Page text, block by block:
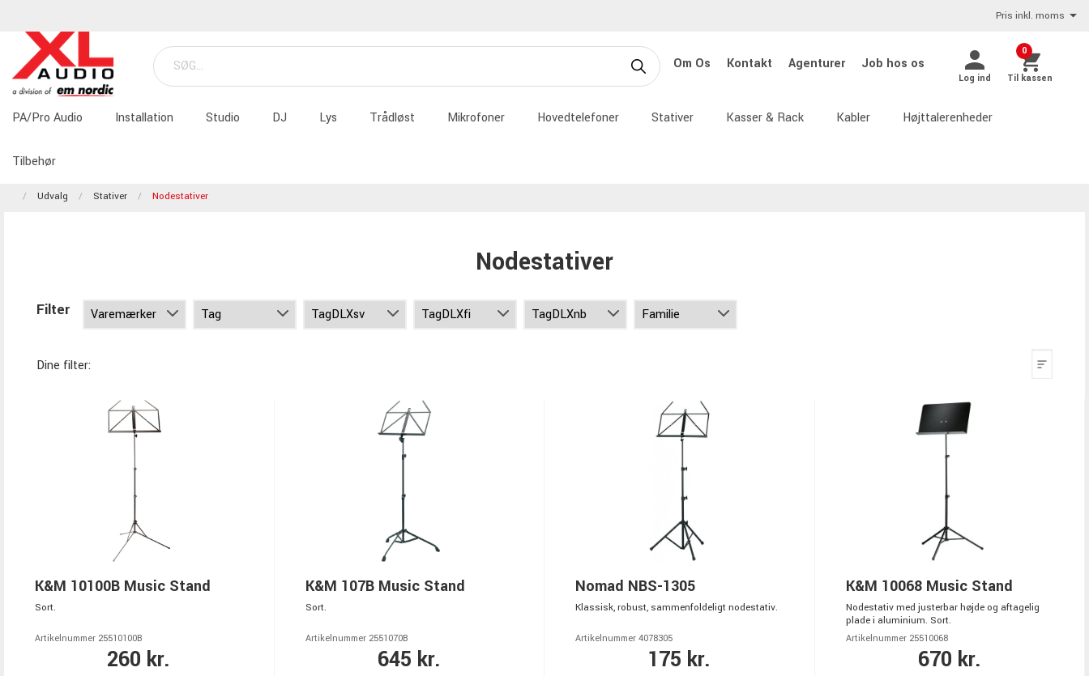
Pris inkl. moms
Om Os Kontakt Agenturer Job hos os
Log ind
0
Til kassen
PA/Pro Audio Installation Studio DJ Lys Trådløst Mikrofoner Hovedtelefoner Stativer Kasser & Rack Kabler Højttalerenheder
Tilbehør
Udvalg Stativer Nodestativer
Nodestativer
Filter
Dine filter:
K&M 10100B Music Stand
Sort.
Artikelnummer 25510100B
260 kr.
K&M 107B Music Stand
Sort.
Artikelnummer 2551070B
645 kr.
Nomad NBS-1305
Klassisk, robust, sammenfoldeligt nodestativ.
Artikelnummer 4078305
175 kr.
K&M 10068 Music Stand
Nodestativ med justerbar højde og aftagelig
plade i aluminium. Sort.
Artikelnummer 25510068
670 kr.